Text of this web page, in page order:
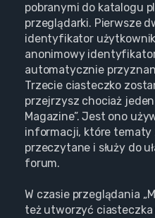
pobranymi do katalogu
przeglądarki. Pierwsze
identyfikator
anonimowy
automatycznie
Trzecie ciasteczko
przejrzysz chociaż
Magazine”. Jest ono
informacji, które tematy
przeczytane i służy do
forum.
W czasie przeglądania
też utworzyć ciasteczka